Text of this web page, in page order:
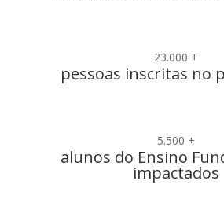
23.000 +
pessoas inscritas no
5.500 +
alunos do Ensino
impactados